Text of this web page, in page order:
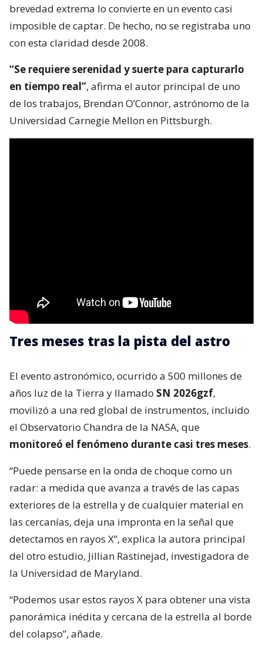
brevedad extrema lo convierte en un evento casi
imposible de captar. De hecho, no se registraba uno
con esta claridad desde 2008.
“Se requiere serenidad y suerte para capturarlo
en tiempo real”, afirma el autor principal de uno
de los trabajos, Brendan O’Connor, astrónomo de la
Universidad Carnegie Mellon en Pittsburgh.
Tres meses tras la pista del astro
El evento astronómico, ocurrido a 500 millones de
años luz de la Tierra y llamado SN 2026gzf,
movilizó a una red global de instrumentos, incluido
el Observatorio Chandra de la NASA, que
monitoreó el fenómeno durante casi tres meses.
“Puede pensarse en la onda de choque como un
radar: a medida que avanza a través de las capas
exteriores de la estrella y de cualquier material en
las cercanías, deja una impronta en la señal que
detectamos en rayos X”, explica la autora principal
del otro estudio, Jillian Rastinejad, investigadora de
la Universidad de Maryland.
“Podemos usar estos rayos X para obtener una vista
panorámica inédita y cercana de la estrella al borde
del colapso”, añade.